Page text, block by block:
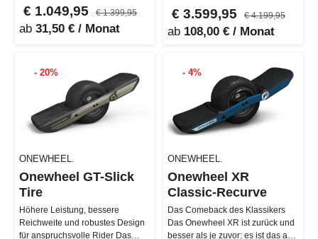
€ 1.049,95 € 1.399,95
ab 31,50 € / Monat
€ 3.599,95 € 4.199,95
ab 108,00 € / Monat
- 20%
ONEWHEEL.
Onewheel GT-Slick
Tire
Höhere Leistung, bessere
Reichweite und robustes Design
für anspruchsvolle Rider Das
- 4%
ONEWHEEL.
Onewheel XR
Classic-Recurve
Das Comeback des Klassikers
Das Onewheel XR ist zurück und
besser als je zuvor: es ist das am